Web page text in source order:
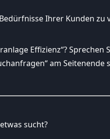
Ihrer Kunden zu
Effizienz“? Sprechen
am Seitenende
sucht?